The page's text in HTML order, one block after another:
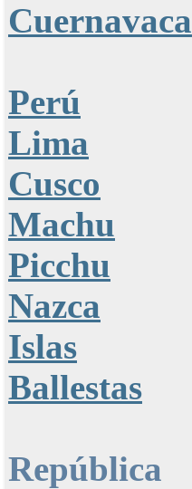
Cuernavaca
Perú
Lima
Cusco
Machu
Picchu
Nazca
Islas
Ballestas
República